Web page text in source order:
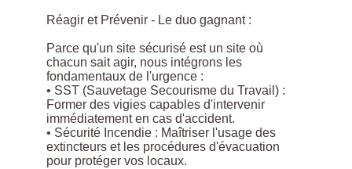
Réagir et Prévenir - Le duo gagnant :
Parce qu'un site sécurisé est un site où
chacun sait agir, nous intégrons les
fondamentaux de l'urgence :
• SST (Sauvetage Secourisme du Travail) :
Former des vigies capables d'intervenir
immédiatement en cas d'accident.
• Sécurité Incendie : Maîtriser l'usage des
extincteurs et les procédures d'évacuation
pour protéger vos locaux.